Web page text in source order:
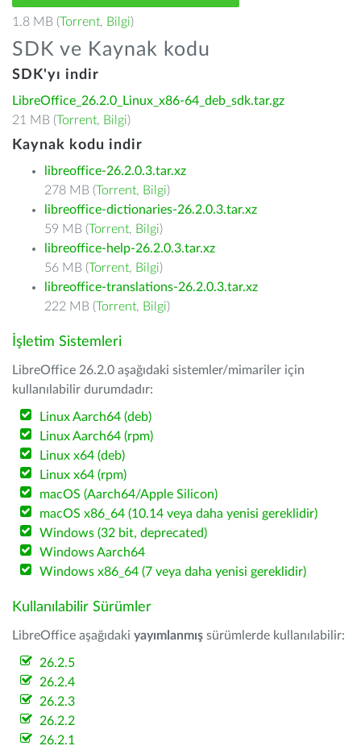
1.8 MB (Torrent, Bilgi)
SDK ve Kaynak kodu
SDK'yı indir
LibreOffice_26.2.0_Linux_x86-64_deb_sdk.tar.gz
21 MB (Torrent, Bilgi)
Kaynak kodu indir
libreoffice-26.2.0.3.tar.xz
278 MB (Torrent, Bilgi)
libreoffice-dictionaries-26.2.0.3.tar.xz
59 MB (Torrent, Bilgi)
libreoffice-help-26.2.0.3.tar.xz
56 MB (Torrent, Bilgi)
libreoffice-translations-26.2.0.3.tar.xz
222 MB (Torrent, Bilgi)
İşletim Sistemleri
LibreOffice 26.2.0 aşağıdaki sistemler/mimariler için
kullanılabilir durumdadır:
Linux Aarch64 (deb)
Linux Aarch64 (rpm)
Linux x64 (deb)
Linux x64 (rpm)
macOS (Aarch64/Apple Silicon)
macOS x86_64 (10.14 veya daha yenisi gereklidir)
Windows (32 bit, deprecated)
Windows Aarch64
Windows x86_64 (7 veya daha yenisi gereklidir)
Kullanılabilir Sürümler
LibreOffice aşağıdaki yayımlanmış sürümlerde kullanılabilir:
26.2.5
26.2.4
26.2.3
26.2.2
26.2.1